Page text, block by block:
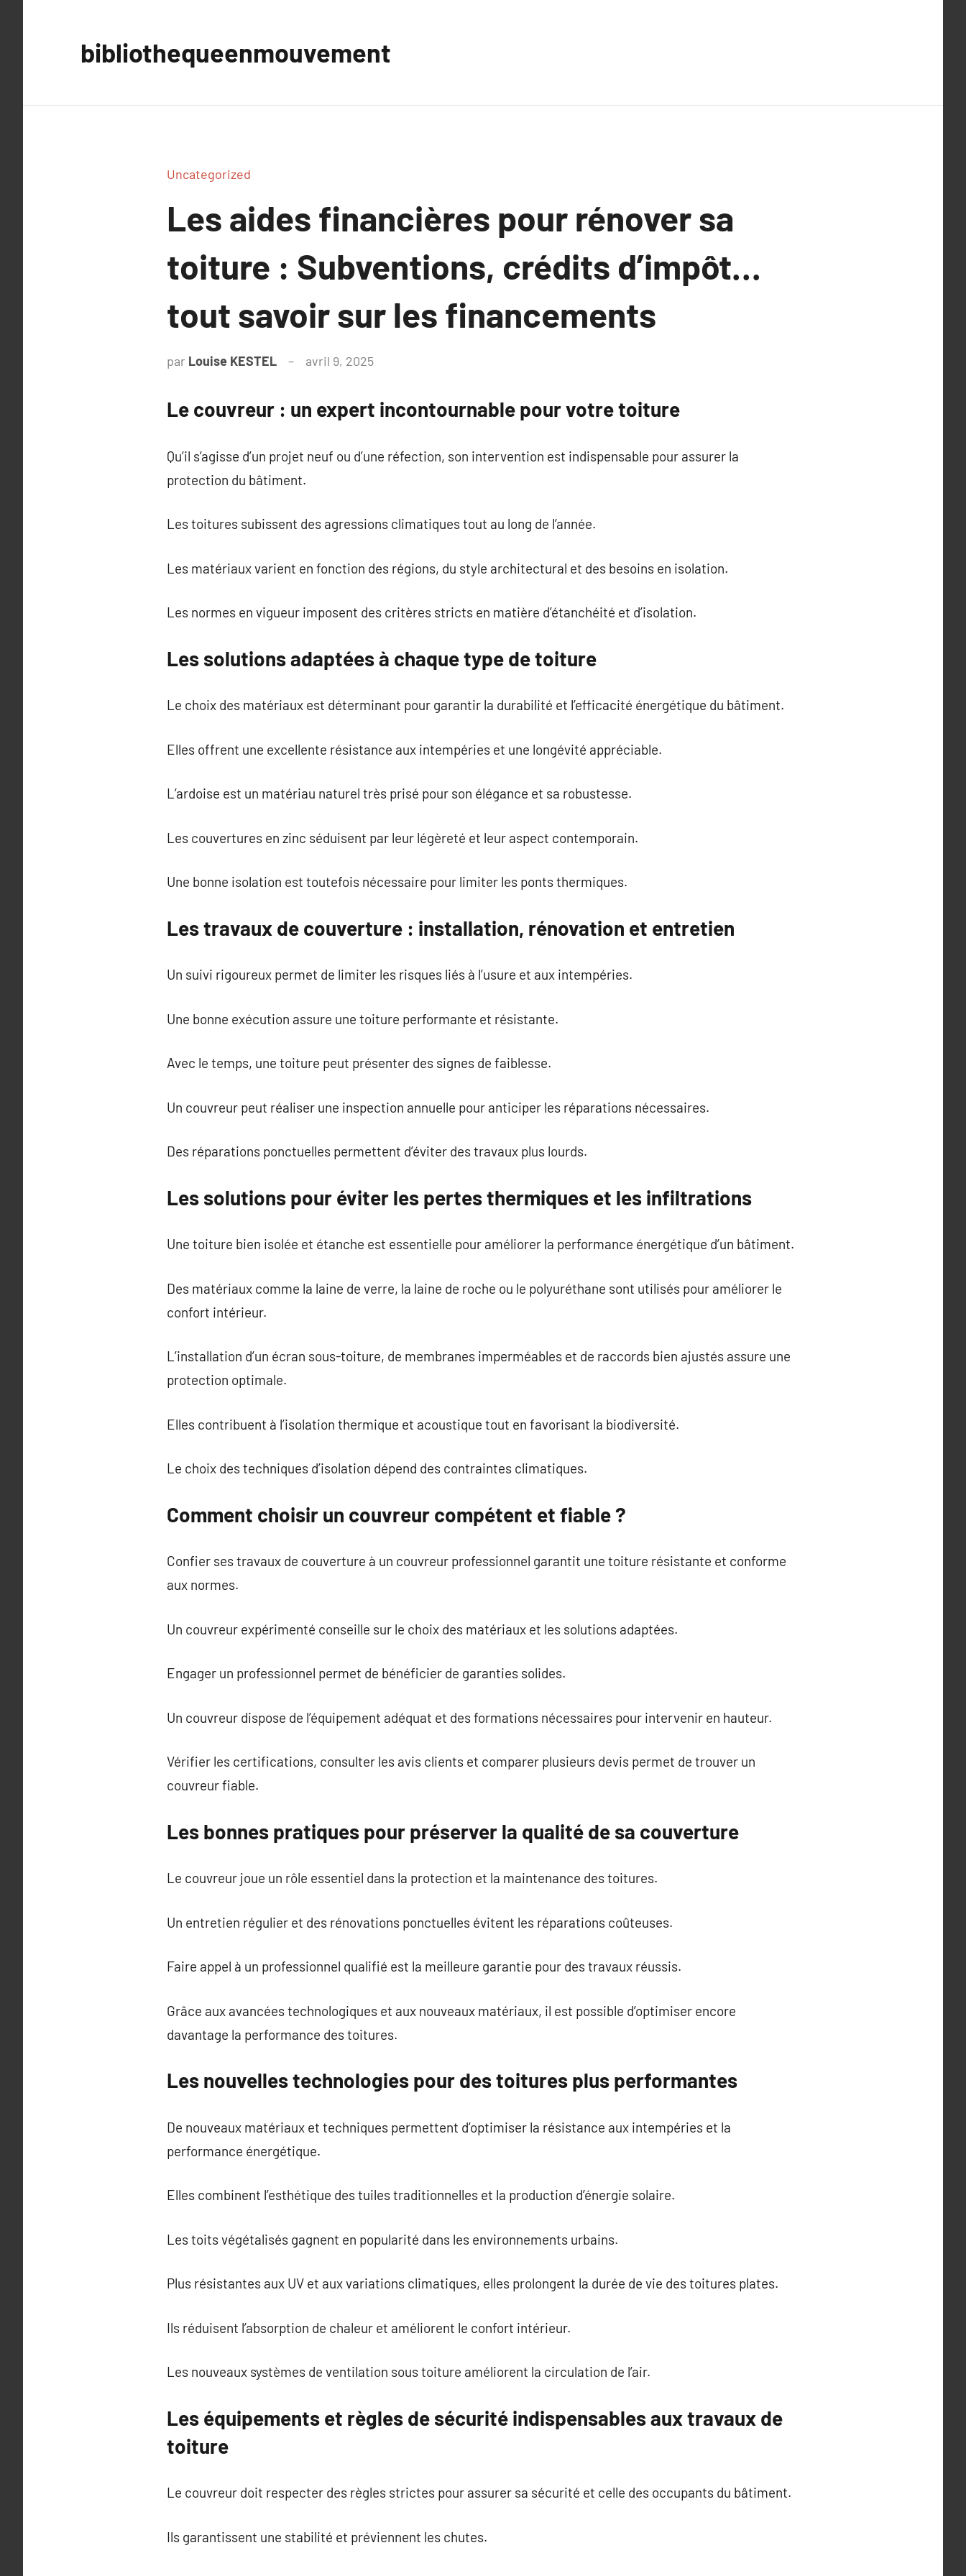
bibliothequeenmouvement
Uncategorized
Les aides financières pour rénover sa
toiture : Subventions, crédits d’impôt…
tout savoir sur les financements
par Louise KESTEL avril 9, 2025
Le couvreur : un expert incontournable pour votre toiture
Qu’il s’agisse d’un projet neuf ou d’une réfection, son intervention est indispensable pour assurer la
protection du bâtiment.
Les toitures subissent des agressions climatiques tout au long de l’année.
Les matériaux varient en fonction des régions, du style architectural et des besoins en isolation.
Les normes en vigueur imposent des critères stricts en matière d’étanchéité et d’isolation.
Les solutions adaptées à chaque type de toiture
Le choix des matériaux est déterminant pour garantir la durabilité et l’efficacité énergétique du bâtiment.
Elles offrent une excellente résistance aux intempéries et une longévité appréciable.
L’ardoise est un matériau naturel très prisé pour son élégance et sa robustesse.
Les couvertures en zinc séduisent par leur légèreté et leur aspect contemporain.
Une bonne isolation est toutefois nécessaire pour limiter les ponts thermiques.
Les travaux de couverture : installation, rénovation et entretien
Un suivi rigoureux permet de limiter les risques liés à l’usure et aux intempéries.
Une bonne exécution assure une toiture performante et résistante.
Avec le temps, une toiture peut présenter des signes de faiblesse.
Un couvreur peut réaliser une inspection annuelle pour anticiper les réparations nécessaires.
Des réparations ponctuelles permettent d’éviter des travaux plus lourds.
Les solutions pour éviter les pertes thermiques et les infiltrations
Une toiture bien isolée et étanche est essentielle pour améliorer la performance énergétique d’un bâtiment.
Des matériaux comme la laine de verre, la laine de roche ou le polyuréthane sont utilisés pour améliorer le
confort intérieur.
L’installation d’un écran sous-toiture, de membranes imperméables et de raccords bien ajustés assure une
protection optimale.
Elles contribuent à l’isolation thermique et acoustique tout en favorisant la biodiversité.
Le choix des techniques d’isolation dépend des contraintes climatiques.
Comment choisir un couvreur compétent et fiable ?
Confier ses travaux de couverture à un couvreur professionnel garantit une toiture résistante et conforme
aux normes.
Un couvreur expérimenté conseille sur le choix des matériaux et les solutions adaptées.
Engager un professionnel permet de bénéficier de garanties solides.
Un couvreur dispose de l’équipement adéquat et des formations nécessaires pour intervenir en hauteur.
Vérifier les certifications, consulter les avis clients et comparer plusieurs devis permet de trouver un
couvreur fiable.
Les bonnes pratiques pour préserver la qualité de sa couverture
Le couvreur joue un rôle essentiel dans la protection et la maintenance des toitures.
Un entretien régulier et des rénovations ponctuelles évitent les réparations coûteuses.
Faire appel à un professionnel qualifié est la meilleure garantie pour des travaux réussis.
Grâce aux avancées technologiques et aux nouveaux matériaux, il est possible d’optimiser encore
davantage la performance des toitures.
Les nouvelles technologies pour des toitures plus performantes
De nouveaux matériaux et techniques permettent d’optimiser la résistance aux intempéries et la
performance énergétique.
Elles combinent l’esthétique des tuiles traditionnelles et la production d’énergie solaire.
Les toits végétalisés gagnent en popularité dans les environnements urbains.
Plus résistantes aux UV et aux variations climatiques, elles prolongent la durée de vie des toitures plates.
Ils réduisent l’absorption de chaleur et améliorent le confort intérieur.
Les nouveaux systèmes de ventilation sous toiture améliorent la circulation de l’air.
Les équipements et règles de sécurité indispensables aux travaux de
toiture
Le couvreur doit respecter des règles strictes pour assurer sa sécurité et celle des occupants du bâtiment.
Ils garantissent une stabilité et préviennent les chutes.